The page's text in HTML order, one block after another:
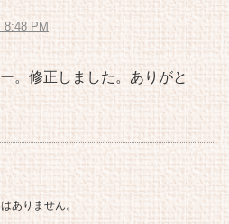
8:48 PM
。修正しました。ありがと
ありません。